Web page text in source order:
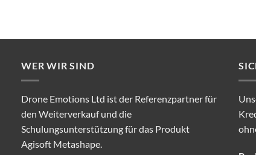
WER WIR SIND
Drone Emotions Ltd ist der Referenzpartner für
den Weiterverkauf und die
Schulungsunterstützung für das Produkt
Agisoft Metashape.